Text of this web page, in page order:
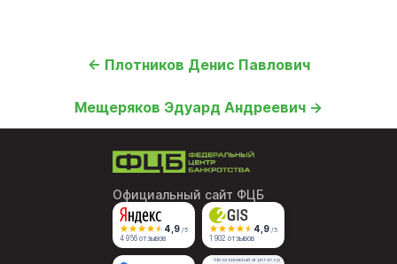
← Плотников Денис Павлович
Мещеряков Эдуард Андреевич →
Официальный сайт ФЦБ
4,9 /5
4 956 отзывов
4,9 /5
1 902 отзывов
Независимый агрегатор